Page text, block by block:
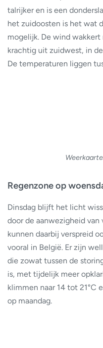
talrijker en is een
het zuidoosten is het wat
mogelijk. De wind
krachtig uit zuidwest, in
De temperaturen liggen
Regenzone op
Dinsdag blijft het licht
door de aanwezigheid van
kunnen daarbij verspreid
vooral in België. Er zijn
die zowat tussen de
is, met tijdelijk meer
klimmen naar 14 tot 21°C
op maandag.